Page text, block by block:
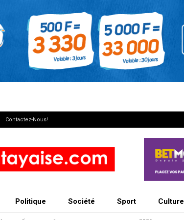
Contactez-Nous!
Politique Société Sport Culture